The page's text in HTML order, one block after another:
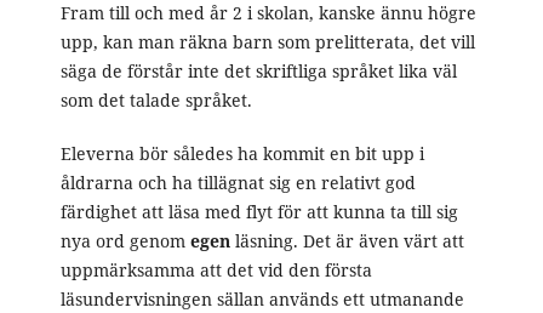
Fram till och med år 2 i skolan, kanske ännu högre
upp, kan man räkna barn som prelitterata, det vill
säga de förstår inte det skriftliga språket lika väl
som det talade språket.
Eleverna bör således ha kommit en bit upp i
åldrarna och ha tillägnat sig en relativt god
färdighet att läsa med flyt för att kunna ta till sig
nya ord genom egenläsning. Det är även värt att
uppmärksamma att det vid den första
läsundervisningen sällan används ett utmanande